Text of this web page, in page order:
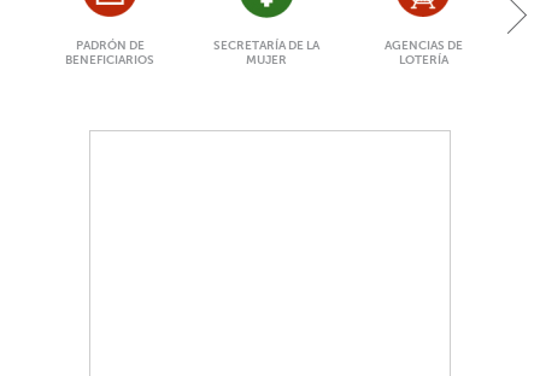
PADRÓN DE
BENEFICIARIOS
SECRETARÍA DE LA
MUJER
AGENCIAS DE
LOTERÍA